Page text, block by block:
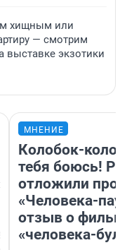
хищным или
— смотрим
выставке экзотики
МНЕНИЕ
Колобок-
тебя боюсь!
отложили
«Человека-
отзыв о
«человека-